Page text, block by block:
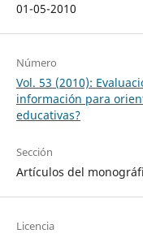
01-05-2010
Número
Vol. 53 (2010):
información para
educativas?
Sección
Artículos del
Licencia